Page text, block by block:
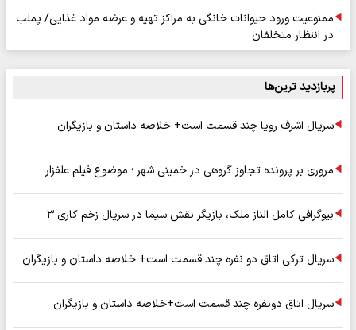
ممنوعیت ورود حیوانات خانگی به مراکز تهیه و عرضه مواد غذایی/ پملب
در انتظار متخلفان
پربازدید ترین‌ها
سریال اشرف رویا چند قسمت است+ خلاصه داستان و بازیگران
مروری بر پرونده تجاوز گروهی در خمینی شهر ؛ موضوع فیلم علفزار
بیوگرافی کامل الناز ملک، بازیگر نقش سیما در سریال زخم کاری ۳
سریال ترکی اتاق دو نفره چند قسمت است+ خلاصه داستان و بازیگران
سریال اتاق دونفره چند قسمت است+خلاصه داستان و بازیگران